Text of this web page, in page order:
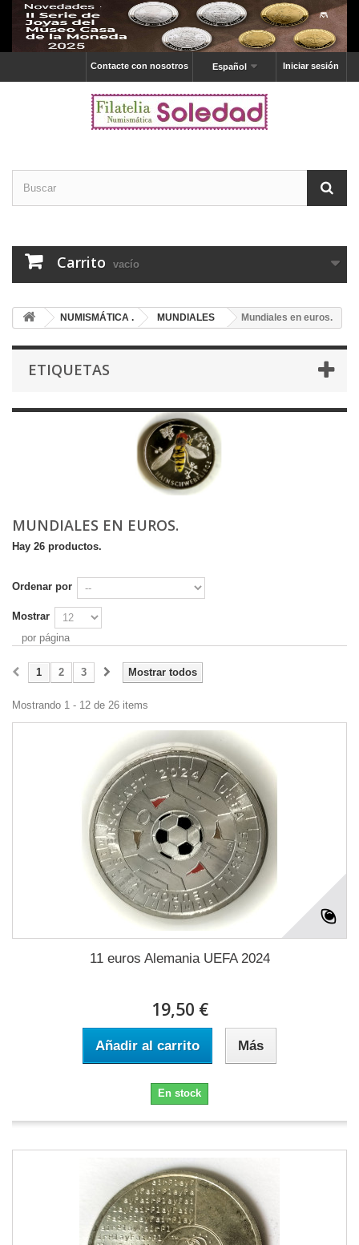
Iniciar sesión
Español
Contacte con nosotros
Carrito vacío
NUMISMÁTICA . MUNDIALES Mundiales en euros.
ETIQUETAS
MUNDIALES EN EUROS.
Hay 26 productos.
Ordenar por
Mostrar
por página
Mostrar todos
1 2 3
Mostrando 1 - 12 de 26 items
11 euros Alemania UEFA 2024
19,50 €
Añadir al carrito Más
En stock